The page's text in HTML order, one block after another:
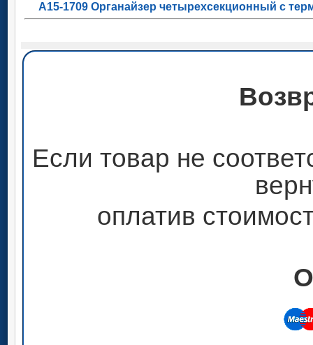
A15-1709 Органайзер четырехсекционный с
Если товар не
оплатив